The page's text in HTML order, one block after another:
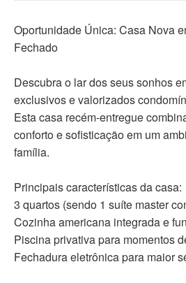
Oportunidade Única: Casa Nova
Fechado
Descubra o lar dos seus sonhos
exclusivos e valorizados
Esta casa recém-entregue
conforto e sofisticação em um
família.
Principais características da casa:
3 quartos (sendo 1 suíte master
Cozinha americana integrada e
Piscina privativa para momentos
Fechadura eletrônica para maior